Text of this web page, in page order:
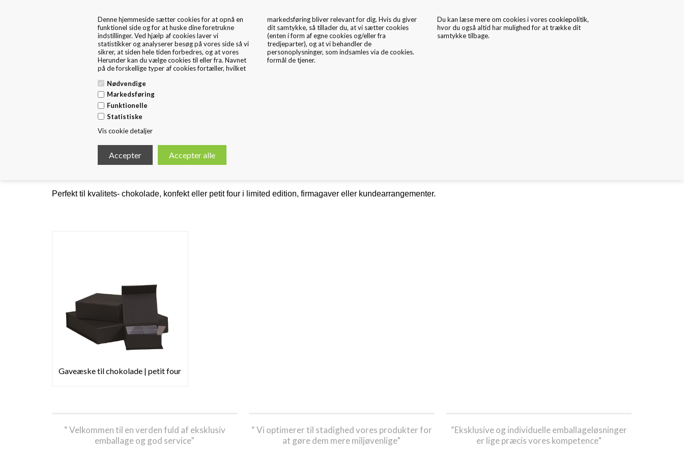
Denne hjemmeside sætter cookies for at opnå en
funktionel side og for at huske dine foretrukne
indstillinger. Ved hjælp af cookies laver vi
statistikker og analyserer besøg på vores side så vi
sikrer, at siden hele tiden forbedres, og at vores
markedsføring bliver relevant for dig. Hvis du giver
dit samtykke, så tillader du, at vi sætter cookies
(enten i form af egne cookies og/eller fra
tredjeparter), og at vi behandler de
personoplysninger, som indsamles via de cookies.
Du kan læse mere om cookies i vorescookiepolitik,
hvor du også altid har mulighed for at trække dit
samtykke tilbage.
Herunder kan du vælge cookies til eller fra. Navnet
på de forskellige typer af cookies fortæller, hvilket
formål de tjener.
Nødvendige
Markedsføring
Funktionelle
Statistiske
Vis cookie detaljer
FRA 1. MAJ ER FRITEX PACKAGING EN DEL AF HUSTED
Forside Standard Emballage
Gaveæsker til chokolade/petit four
Eksklusiv gaveæsker til chokolade, petit four og konfekt. Lækker hardbox med magnetlukning.
Perfekt til kvalitets- chokolade, konfekt eller petit four i limited edition, firmagaver eller kundearrangementer.
Gaveæske til chokolade | petit four
“ Velkommen til en verden fuld af eksklusiv
emballage og god service”
“ Vi optimerer til stadighed vores produkter for
at gøre dem mere miljøvenlige”
“Eksklusive og individuelle emballageløsninger
er lige præcis vores kompetence”